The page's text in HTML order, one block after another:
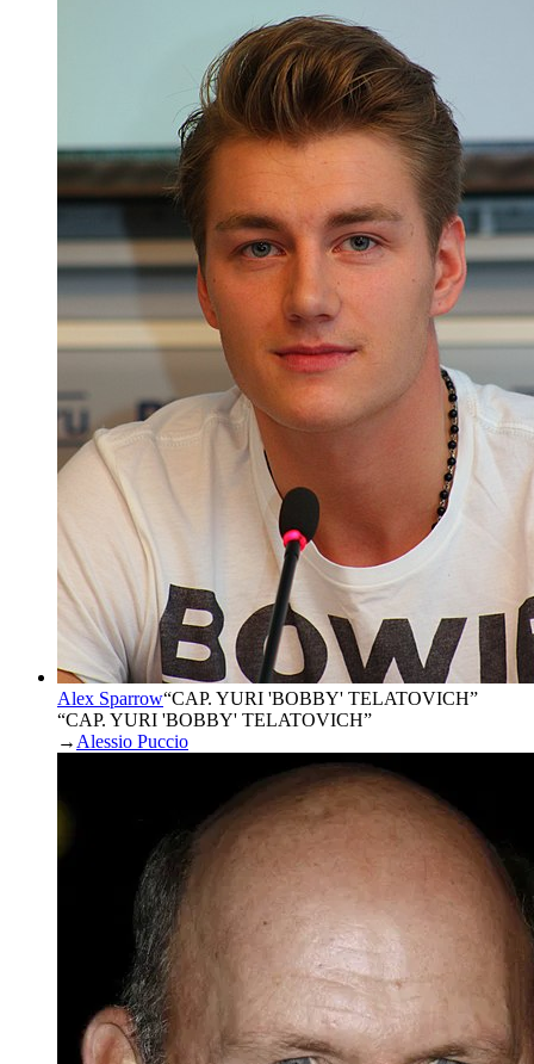
Alex Sparrow“CAP. YURI 'BOBBY' TELATOVICH”
“CAP. YURI 'BOBBY' TELATOVICH”
→ Alessio Puccio